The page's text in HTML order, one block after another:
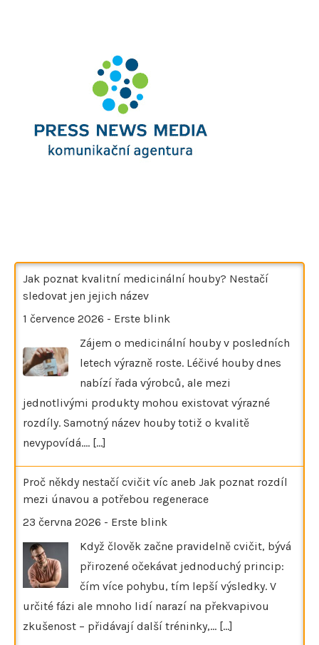
Jak poznat kvalitní medicinální houby? Nestačí
sledovat jen jejich název
1 července 2026 - Erste blink
Zájem o medicinální houby v posledních
letech výrazně roste. Léčivé houby dnes
nabízí řada výrobců, ale mezi
jednotlivými produkty mohou existovat výrazné
rozdíly. Samotný název houby totiž o kvalitě
nevypovídá.… [...]
Proč někdy nestačí cvičit víc aneb Jak poznat rozdíl
mezi únavou a potřebou regenerace
23 června 2026 - Erste blink
Když člověk začne pravidelně cvičit, bývá
přirozené očekávat jednoduchý princip:
čím více pohybu, tím lepší výsledky. V
určité fázi ale mnoho lidí narazí na překvapivou
zkušenost – přidávají další tréninky,… [...]